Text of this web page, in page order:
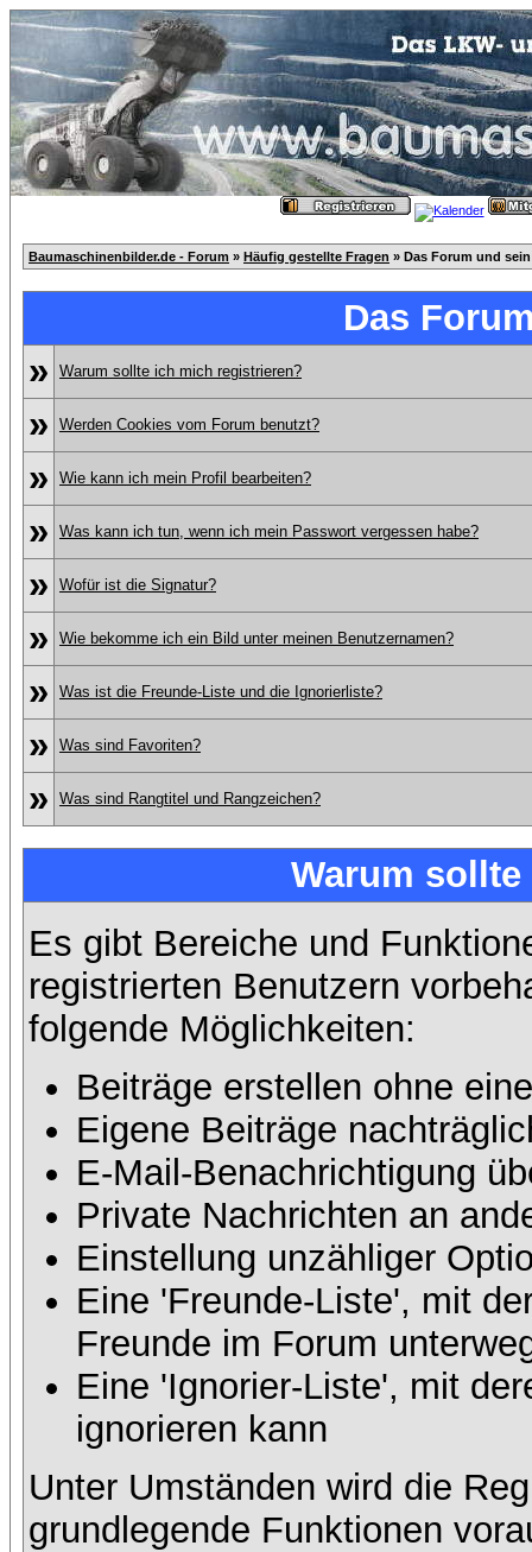
Baumaschinenbilder.de - Forum » Häufig gestellte Fragen » Das Forum und
Das
»
Warum sollte ich mich registrieren?
» Werden Cookies vom Forum benutzt?
» Wie kann ich mein Profil bearbeiten?
» Was kann ich tun, wenn ich mein Passwort vergessen habe?
» Wofür ist die Signatur?
» Wie bekomme ich ein Bild unter meinen Benutzernamen?
» Was ist die Freunde-Liste und die Ignorierliste?
» Was sind Favoriten?
» Was sind Rangtitel und Rangzeichen?
Warum
Es gibt Bereiche und
registrierten Benutzern
folgende Möglichkeiten:
Beiträge erstellen ohne
Eigene Beiträge
E-Mail-Benachrichtigung
Private Nachrichten an
Einstellung unzähliger
Eine 'Freunde-Liste', mit
Freunde im Forum
Eine 'Ignorier-Liste', mit
ignorieren kann
Unter Umständen wird die
grundlegende Funktionen